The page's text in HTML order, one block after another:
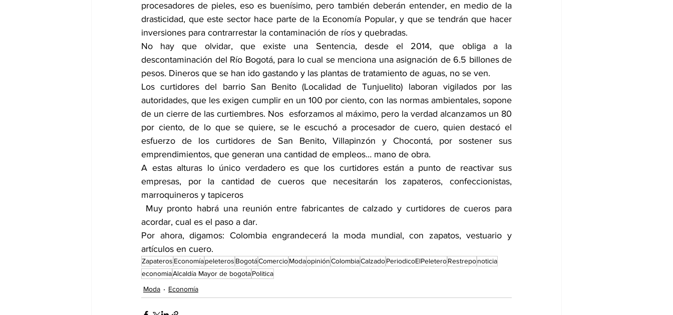
procesadores de pieles, eso es buenísimo, pero también deberán entender, en medio de la
drasticidad, que este sector hace parte de la Economía Popular, y que se tendrán que hacer
inversiones para contrarrestar la contaminación de ríos y quebradas.
No hay que olvidar, que existe una Sentencia, desde el 2014, que obliga a la
descontaminación del Río Bogotá, para lo cual se menciona una asignación de 6.5 billones de
pesos. Dineros que se han ido gastando y las plantas de tratamiento de aguas, no se ven.
Los curtidores del barrio San Benito (Localidad de Tunjuelito) laboran vigilados por las
autoridades, que les exigen cumplir en un 100 por ciento, con las normas ambientales, sopone
de un cierre de las curtiembres. Nos  esforzamos al máximo, pero la verdad alcanzamos un 80
por ciento, de lo que se quiere, se le escuchó a procesador de cuero, quien destacó el
esfuerzo de los curtidores de San Benito, Villapinzón y Chocontá, por sostener sus
emprendimientos, que generan una cantidad de empleos… mano de obra.
A estas alturas lo único verdadero es que los curtidores están a punto de reactivar sus
empresas, por la cantidad de cueros que necesitarán los zapateros, confeccionistas,
marroquineros y tapiceros
acordar, cual es el paso a dar.
Por ahora, digamos: Colombia engrandecerá la moda mundial, con zapatos, vestuario y
artículos en cuero.
Zapateros Economíapeleteros BogotáComercioModaopiniónColombiaCalzadoPeriodicoElPeleteroRestreponoticia
economiaAlcaldía Mayor de bogotaPolitica
Moda
Economía